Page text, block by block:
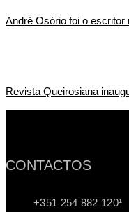
André Osório foi o escritor
Revista Queirosiana
CONTACTOS
+351 254 882 120¹